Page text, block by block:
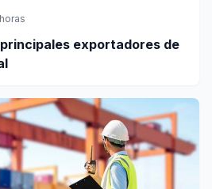
exportadores de